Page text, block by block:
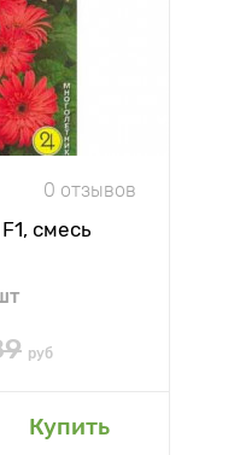
0 отзывов
смесь
руб
Купить